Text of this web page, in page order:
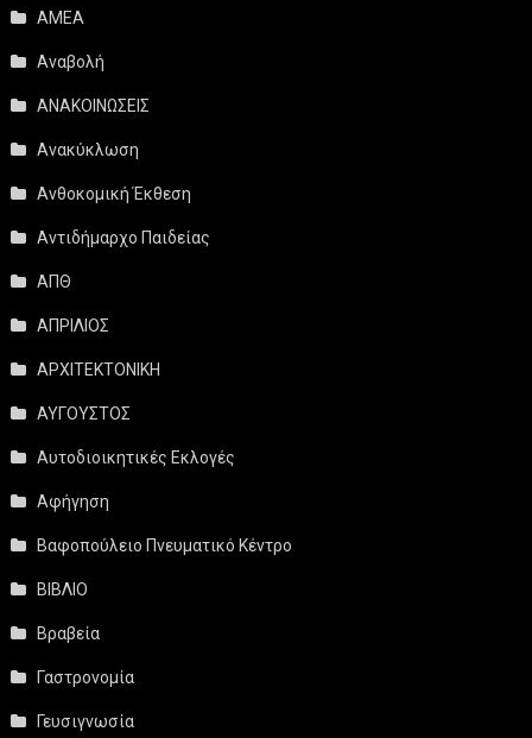
ΑΜΕΑ
Αναβολή
ΑΝΑΚΟΙΝΩΣΕΙΣ
Ανακύκλωση
Ανθοκομική Έκθεση
Αντιδήμαρχο Παιδείας
ΑΠΘ
ΑΠΡΙΛΙΟΣ
ΑΡΧΙΤΕΚΤΟΝΙΚΗ
ΑΥΓΟΥΣΤΟΣ
Αυτοδιοικητικές Εκλογές
Αφήγηση
Βαφοπούλειο Πνευματικό Κέντρο
ΒΙΒΛΙΟ
Βραβεία
Γαστρονομία
Γευσιγνωσία